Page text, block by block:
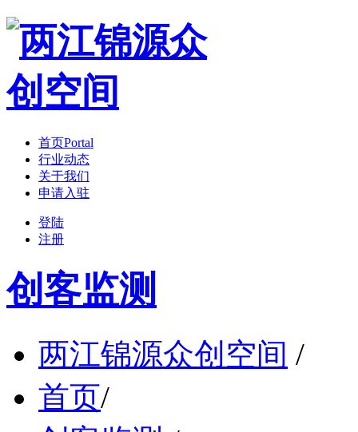
首页Portal
行业动态
关于我们
申请入驻
登陆
注册
创客监测
两江锦源众创空间 /
首页/